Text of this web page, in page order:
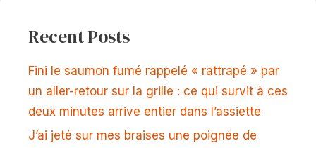
Recent Posts
Fini le saumon fumé rappelé « rattrapé » par
un aller-retour sur la grille : ce qui survit à ces
deux minutes arrive entier dans l’assiette
J’ai jeté sur mes braises une poignée de